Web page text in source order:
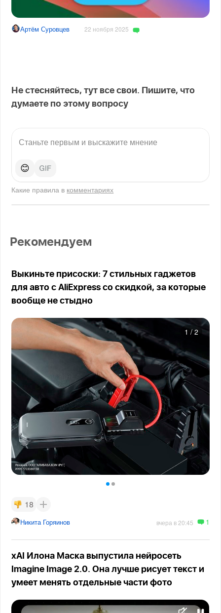
Артём Суровцев 22 ноября 2025
Не стесняйтесь, тут все свои. Пишите, что
думаете по этому вопросу
😊
Какие правила в комментариях
Рекомендуем
Выкиньте присоски: 7 стильных гаджетов
для авто с AliExpress со скидкой, за которые
вообще не стыдно
1 / 2
18
Никита Горяинов вчера в 20:45 1
xAI Илона Маска выпустила нейросеть
Imagine Image 2.0. Она лучше рисует текст и
умеет менять отдельные части фото